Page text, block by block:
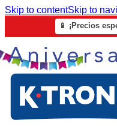
Skip to contentSkip to
📱 ¡Precios